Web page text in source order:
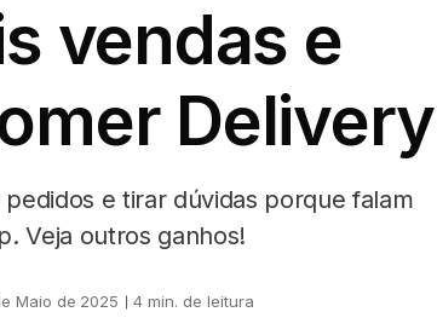
vendas e
Delivery
e tirar dúvidas porque falam
Veja outros ganhos!
Maio de 2025 4 min. de leitura